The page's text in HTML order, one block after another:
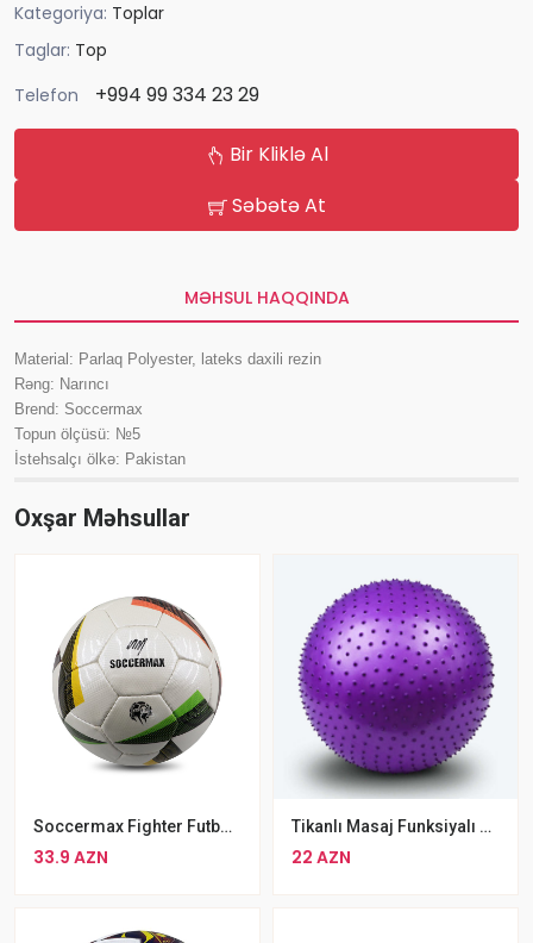
Kategoriya: Toplar
Taglar: Top
Telefon
+994 99 334 23 29
Bir Kliklə Al
Səbətə At
MƏHSUL HAQQINDA
Material: Parlaq Polyester, lateks daxili rezin
Rəng: Narıncı
Brend: Soccermax
Topun ölçüsü: №5
İstehsalçı ölkə: Pakistan
Oxşar Məhsullar
Soccermax Fighter Futbol Topu N 5 Futbol Topu
33.9 AZN
Tikanlı Masaj Funksiyalı Yoga Pilates Topu Rengli Aerobik Gimnastika Topu 65 Sm
22 AZN